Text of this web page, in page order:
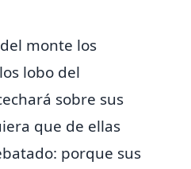
monte los
lobo del
sobre sus
que de ellas
porque sus